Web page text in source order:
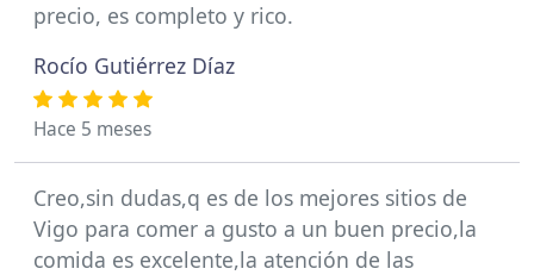
precio, es completo y rico.
Rocío Gutiérrez Díaz
Hace 5 meses
Creo,sin dudas,q es de los mejores sitios de
Vigo para comer a gusto a un buen precio,la
comida es excelente,la atención de las